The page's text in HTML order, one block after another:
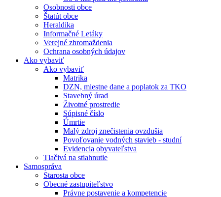
Osobnosti obce
Štatút obce
Heraldika
Informačné Letáky
Verejné zhromaždenia
Ochrana osobných údajov
Ako vybaviť
Ako vybaviť
Matrika
DZN, miestne dane a poplatok za TKO
Stavebný úrad
Životné prostredie
Súpisné číslo
Úmrtie
Malý zdroj znečistenia ovzdušia
Povoľovanie vodných stavieb - studní
Evidencia obyvateľstva
Tlačivá na stiahnutie
Samospráva
Starosta obce
Obecné zastupiteľstvo
Právne postavenie a kompetencie